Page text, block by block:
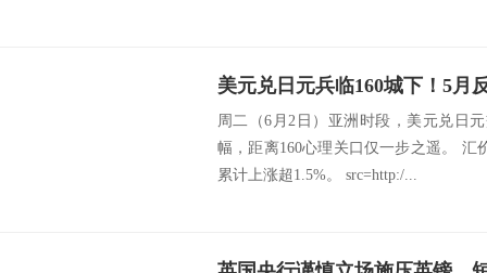
周二（6月2日）亚洲时段，美元兑日
幅，距离160心理关口仅一步之遥。 汇
累计上涨超1.5%。 src=http:/...